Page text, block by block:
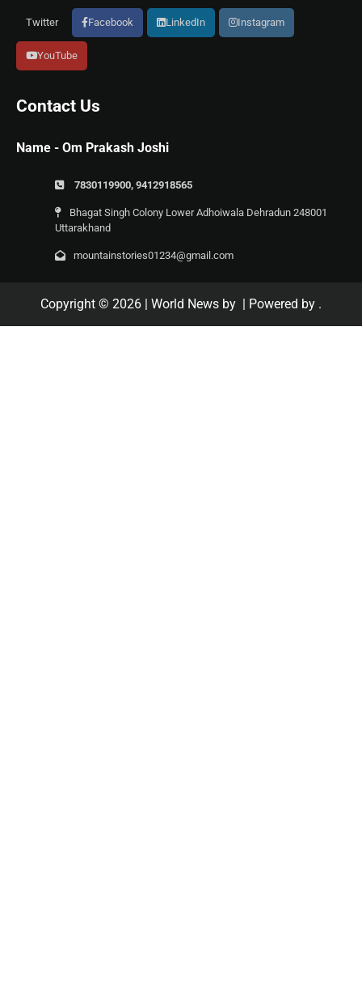
Twitter Facebook LinkedIn Instagram
YouTube
Contact Us
Name - Om Prakash Joshi
7830119900, 9412918565
Bhagat Singh Colony Lower Adhoiwala Dehradun 248001
Uttarakhand
mountainstories01234@gmail.com
Copyright © 2026 | World News by | Powered by .